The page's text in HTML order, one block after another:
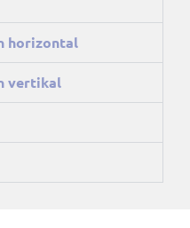
horizontal
vertikal